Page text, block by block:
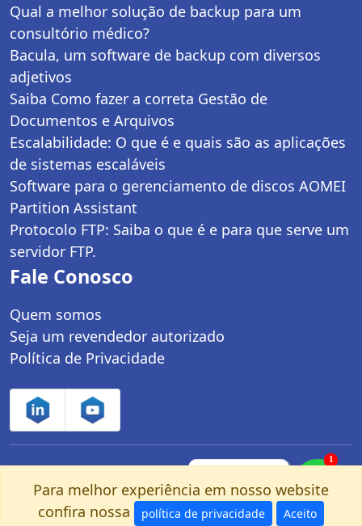
Qual a melhor solução de backup para um
consultório médico?
Bacula, um software de backup com diversos
adjetivos
Saiba Como fazer a correta Gestão de
Documentos e Arquivos
Escalabilidade: O que é e quais são as aplicações
de sistemas escaláveis
Software para o gerenciamento de discos AOMEI
Partition Assistant
Protocolo FTP: Saiba o que é e para que serve um
servidor FTP.
Fale Conosco
Quem somos
Seja um revendedor autorizado
Política de Privacidade
Controle Net Tecnologia LTDA | CNPJ:
03.247.280/0001-25 | Av. dos Carinás, 660 -
Moema | São Paulo, SP - CEP: 04086-011
Para melhor experiência em nosso website
confira nossa
política de privacidade Aceito
1
nosso Whatsapp!